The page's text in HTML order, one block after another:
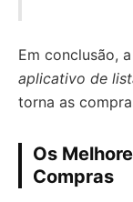
Em conclusão,
aplicativo de
torna as
Os
Compras